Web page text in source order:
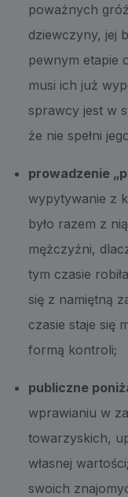
poważnych
dziewczyny, jej
pewnym etapie
musi ich już
sprawcy jest w
że nie spełni
prowadzenie
wypytywanie z
było razem z
mężczyźni,
tym czasie
się z namiętną
czasie staje się
formą kontroli;
publiczne
wprawianiu w
towarzyskich,
własnej
swoich